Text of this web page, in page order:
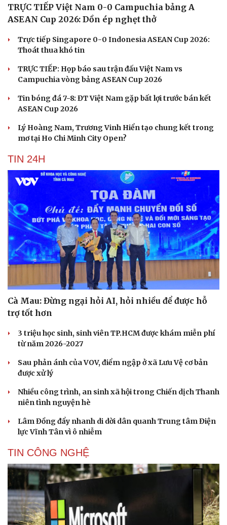
Cải chính
TRỰC TIẾP Việt Nam 0-0 Campuchia bảng A
ASEAN Cup 2026: Dồn ép nghẹt thở
Trực tiếp Singapore 0-0 Indonesia ASEAN Cup 2026:
Thoát thua khó tin
TRỰC TIẾP: Họp báo sau trận đấu Việt Nam vs
Campuchia vòng bảng ASEAN Cup 2026
Tin bóng đá 7-8: ĐT Việt Nam gặp bất lợi trước bán kết
ASEAN Cup 2026
Lý Hoàng Nam, Trương Vinh Hiển tạo chung kết trong
mơ tại Ho Chi Minh City Open?
TIN 24H
Cà Mau: Đừng ngại hỏi AI, hỏi nhiều để được hỗ
trợ tốt hơn
3 triệu học sinh, sinh viên TP.HCM được khám miễn phí
từ năm 2026-2027
Sau phản ánh của VOV, điểm ngập ở xã Lưu Vệ cơ bản
được xử lý
Nhiều công trình, an sinh xã hội trong Chiến dịch Thanh
niên tình nguyện hè
Lâm Đồng đẩy nhanh di dời dân quanh Trung tâm Điện
lực Vĩnh Tân vì ô nhiễm
TIN CÔNG NGHỆ